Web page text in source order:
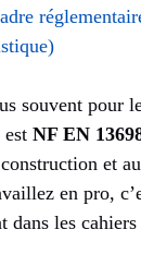
souvent pour
NF EN
et
en pro,
les cahiers